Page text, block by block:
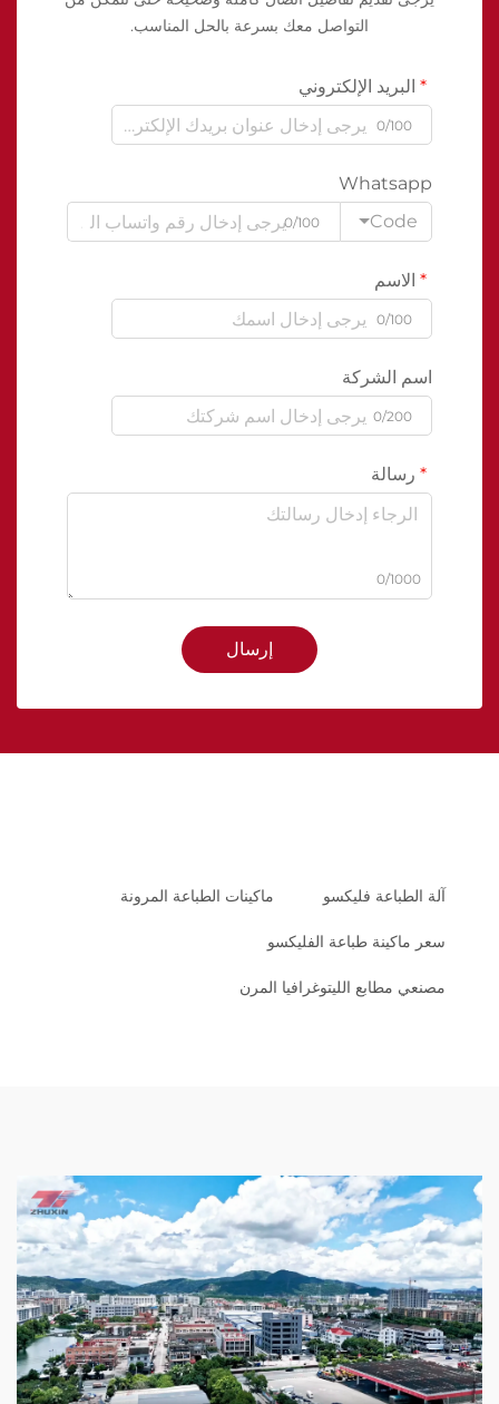
التواصل معك بسرعة بالحل المناسب.
البريد الإلكتروني
0/100
Whatsapp
Code
0/100
الاسم
0/100
اسم الشركة
0/200
رسالة
0/1000
إرسال
آلة الطباعة فليكسو ماكينات الطباعة المرونة
سعر ماكينة طباعة الفليكسو
مصنعي مطابع الليتوغرافيا المرن